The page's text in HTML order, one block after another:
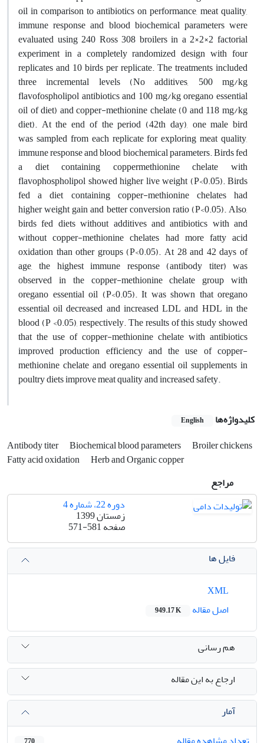
oil in comparison to antibiotics on performance, meat quality,
immune response and blood biochemical parameters were
evaluated using 240 Ross 308 broilers in a 2×2×2 factorial
experiment in a completely randomized design with four
replicates and 10 birds per replicate. The treatments included
three incremental levels (No additives, 500 mg/kg
flavofospholipol antibiotics and 100 mg/kg oregano essential
oil of diet) and copper-methionine chelate (0 and 118 mg/kg
diet). At the end of the period (42th day), one male bird
was sampled from each replicate for exploring meat quality,
immune response and blood biochemical parameters. Birds fed
a diet containing coppermethionine chelate with
flavophospholipol showed higher live weight (P<0.05). Birds
fed a diet containing copper-methionine chelates had
higher weight gain and better conversion ratio (P<0.05). Also,
birds fed diets without additives and antibiotics with and
without copper-methionine chelates had more fatty acid
oxidation than other groups (P<0.05). At 28 and 42 days of
age, the highest immune response (antibody titer) was
observed in the copper-methionine chelate group with
oregano essential oil (P<0.05). It was shown that oregano
essential oil decreased and increased LDL and HDL in the
blood (P <0.05), respectively. The results of this study showed
that the use of copper-methionine chelate with antibiotics
improved production efficiency and the use of copper-
methionine chelate and oregano essential oil supplements in
poultry diets improve meat quality and increased safety.
کلیدواژه‌ها English
Antibody titer Biochemical blood parameters
Broiler chickens
Fatty acid oxidation
Herb and Organic copper
مراجع
دوره 22، شماره 4
زمستان 1399
صفحه571-581
فایل ها
اصل مقاله
949.17 K
هم رسانی
ارجاع به این مقاله
آمار